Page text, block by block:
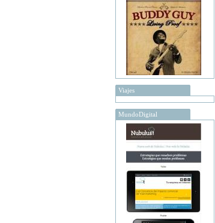
Viajes
MundoDigital